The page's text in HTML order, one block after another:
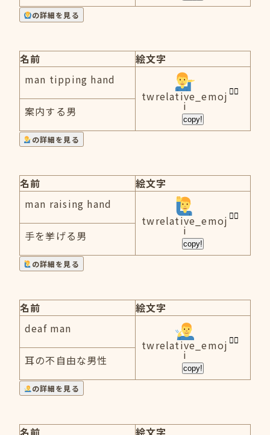
の詳細を見る
名前
絵文字
man tipping hand
twrelative_emoj
i
copy!
案内する男
の詳細を見る
名前
絵文字
man raising hand
twrelative_emoj
i
copy!
手を挙げる男
の詳細を見る
名前
絵文字
deaf man
twrelative_emoj
i
copy!
耳の不自由な男性
の詳細を見る
名前 絵文字